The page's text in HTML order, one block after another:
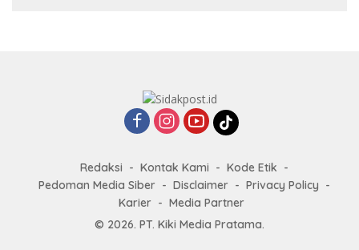
Redaksi Kontak Kami
Kode Etik
Pedoman Media Siber
Disclaimer
Privacy Policy
Karier
Media Partner
© 2026. PT. Kiki Media Pratama.